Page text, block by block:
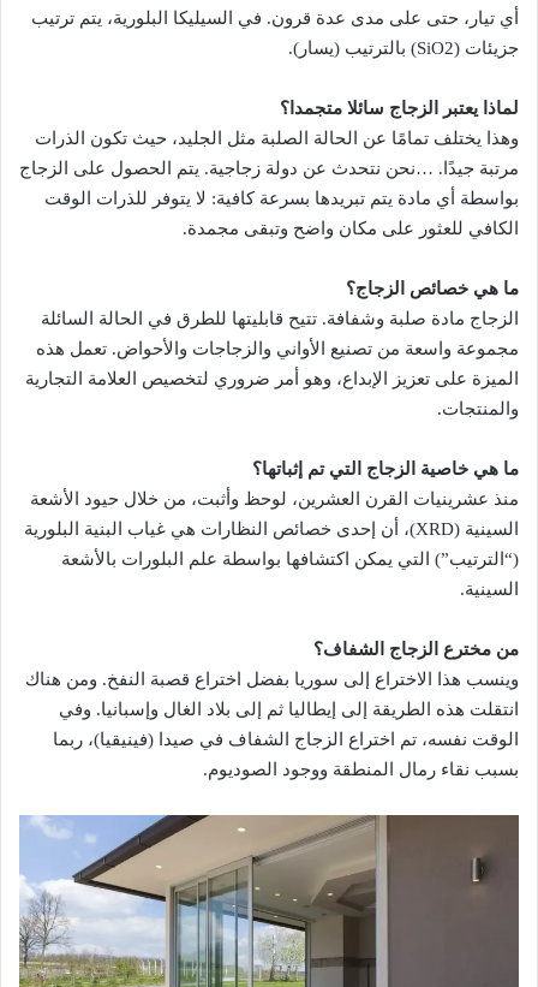
أي تيار، حتى على مدى عدة قرون. في السيليكا البلورية، يتم ترتيب
جزيئات (SiO2) بالترتيب (يسار).
لماذا يعتبر الزجاج سائلا متجمدا؟
وهذا يختلف تمامًا عن الحالة الصلبة مثل الجليد، حيث تكون الذرات
مرتبة جيدًا. …نحن نتحدث عن دولة زجاجية. يتم الحصول على الزجاج
بواسطة أي مادة يتم تبريدها بسرعة كافية: لا يتوفر للذرات الوقت
الكافي للعثور على مكان واضح وتبقى مجمدة.
ما هي خصائص الزجاج؟
الزجاج مادة صلبة وشفافة. تتيح قابليتها للطرق في الحالة السائلة
مجموعة واسعة من تصنيع الأواني والزجاجات والأحواض. تعمل هذه
الميزة على تعزيز الإبداع، وهو أمر ضروري لتخصيص العلامة التجارية
والمنتجات.
ما هي خاصية الزجاج التي تم إثباتها؟
منذ عشرينيات القرن العشرين، لوحظ وأثبت، من خلال حيود الأشعة
السينية (XRD)، أن إحدى خصائص النظارات هي غياب البنية البلورية
(“الترتيب”) التي يمكن اكتشافها بواسطة علم البلورات بالأشعة
السينية.
من مخترع الزجاج الشفاف؟
وينسب هذا الاختراع إلى سوريا بفضل اختراع قصبة النفخ. ومن هناك
انتقلت هذه الطريقة إلى إيطاليا ثم إلى بلاد الغال وإسبانيا. وفي
الوقت نفسه، تم اختراع الزجاج الشفاف في صيدا (فينيقيا)، ربما
بسبب نقاء رمال المنطقة ووجود الصوديوم.